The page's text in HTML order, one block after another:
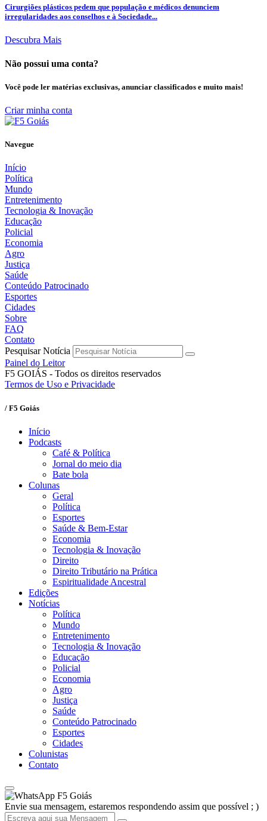
Cirurgiões plásticos pedem que população e médicos denunciem
irregularidades aos conselhos e à Sociedade...
Descubra Mais
Não possui uma conta?
Você pode ler matérias exclusivas, anunciar classificados e muito mais!
Criar minha conta
Navegue
Início
Política
Mundo
Entretenimento
Tecnologia & Inovação
Educação
Policial
Economia
Agro
Justiça
Saúde
Conteúdo Patrocinado
Esportes
Cidades
Sobre
FAQ
Contato
Pesquisar Notícia
Painel do Leitor
F5 GOIÁS - Todos os direitos reservados
Termos de Uso e Privacidade
/ F5 Goiás
Início
Podcasts
Café & Política
Jornal do meio dia
Bate bola
Colunas
Geral
Política
Esportes
Saúde & Bem-Estar
Economia
Tecnologia & Inovação
Direito
Direito Tributário na Prática
Espiritualidade Ancestral
Edições
Notícias
Política
Mundo
Entretenimento
Tecnologia & Inovação
Educação
Policial
Economia
Agro
Justiça
Saúde
Conteúdo Patrocinado
Esportes
Cidades
Colunistas
Contato
F5 Goiás
Envie sua mensagem, estaremos respondendo assim que possível ; )